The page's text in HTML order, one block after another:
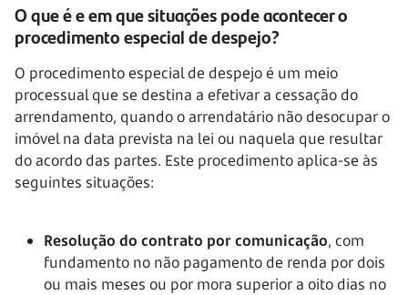
O que é e em que situações pode acontecer o
procedimento especial de despejo?
O procedimento especial de despejo é um meio
processual que se destina a efetivar a cessação do
arrendamento, quando o arrendatário não desocupar o
imóvel na data prevista na lei ou naquela que resultar
do acordo das partes. Este procedimento aplica-se às
seguintes situações:
Resolução do contrato por comunicação, com
fundamento no não pagamento de renda por dois
ou mais meses ou por mora superior a oito dias no